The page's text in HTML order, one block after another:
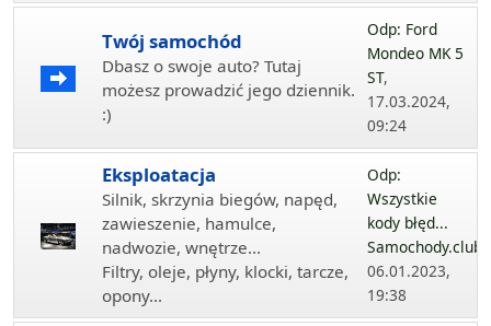
Twój samochód
Dbasz o swoje auto? Tutaj
możesz prowadzić jego dziennik.
:)
Odp: Ford
Mondeo MK 5
ST,
17.03.2024,
09:24
Eksploatacja
Silnik, skrzynia biegów, napęd,
zawieszenie, hamulce,
nadwozie, wnętrze...
Filtry, oleje, płyny, klocki, tarcze,
opony...
Odp:
Wszystkie
kody błęd...
Samochody.club
06.01.2023,
19:38